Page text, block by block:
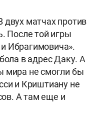
матчах против
После той игры
Ибрагимовича».
в адрес Даку. А
мира не смогли бы
и Криштиану не
А там еще и